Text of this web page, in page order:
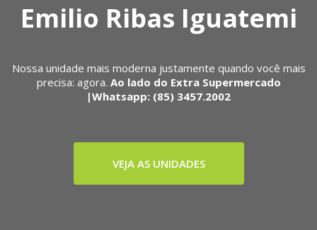
Emilio Ribas Iguatemi
Nossa unidade mais moderna justamente quando você mais
precisa: agora. Ao lado do Extra Supermercado
|Whatsapp: (85) 3457.2002
VEJA AS UNIDADES